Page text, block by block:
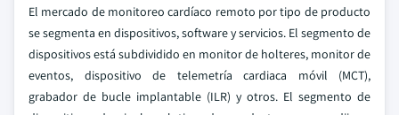
El mercado de monitoreo cardíaco remoto por tipo de producto
se segmenta en dispositivos, software y servicios. El segmento de
dispositivos está subdividido en monitor de holteres, monitor de
eventos, dispositivo de telemetría cardiaca móvil (MCT),
grabador de bucle implantable (ILR) y otros. El segmento de